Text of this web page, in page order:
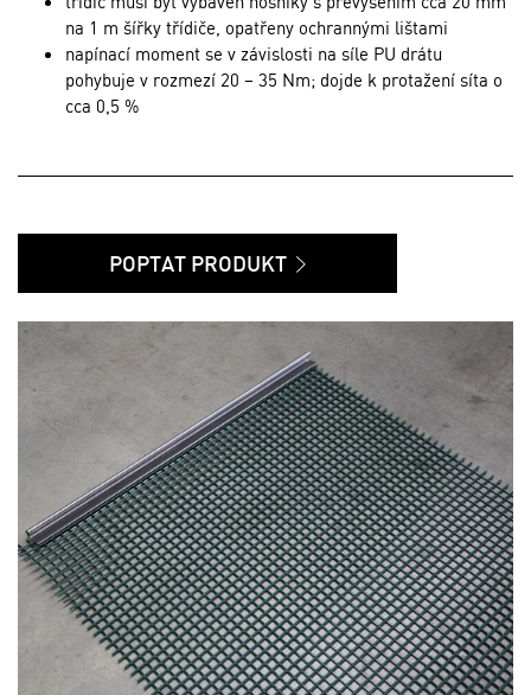
na 1 m šířky třídiče, opatřeny ochrannými lištami
napínací moment se v závislosti na síle PU drátu
pohybuje v rozmezí 20 – 35 Nm; dojde k protažení síta o
cca 0,5 %
POPTAT PRODUKT